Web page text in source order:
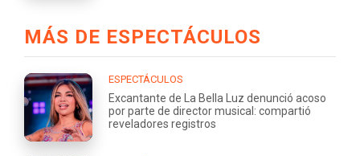
MÁS DE ESPECTÁCULOS
ESPECTÁCULOS
Excantante de La Bella Luz denunció acoso
por parte de director musical: compartió
reveladores registros